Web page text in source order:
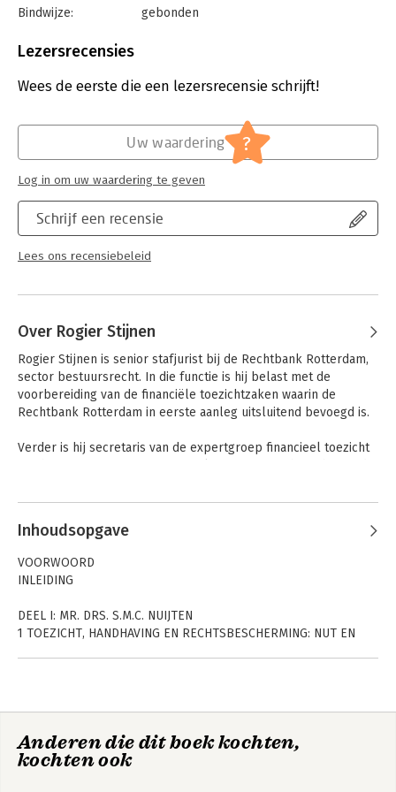
Bindwijze:
gebonden
Uitgever:
Verschijningsdatum:
13-12-2018
Toezicht (Wet op het Financieel Toezicht)
Serie:
Serie vanwege het Van der Heijden
Lezersrecensies
Wees de eerste die een lezersrecensie schrijft!
Schrijf een recensie
Lees ons recensiebeleid
Uw waardering ?
Log in om uw waardering te geven
Over Rogier Stijnen
Rogier Stijnen is senior stafjurist bij de Rechtbank Rotterdam,
sector bestuursrecht. In die functie is hij belast met de
voorbereiding van de financiële toezichtzaken waarin de
Rechtbank Rotterdam in eerste aanleg uitsluitend bevoegd is.
Verder is hij secretaris van de expertgroep financieel toezicht
bestuursprocesrecht en het bijstandsrecht. Hij is medewerker
Sociale Verzekering en publiceert regelmatig.
Andere boeken door Rogier Stijnen
financieel
toezichtrecht
financieel
Inhoudsopgave
VOORWOORD
INLEIDING
DEEL I: MR. DRS. S.M.C. NUIJTEN
1 TOEZICHT, HANDHAVING EN RECHTSBESCHERMING: NUT EN
handhavingsinstrumenten
1.4 Procesbereidheid
Anderen die dit boek kochten,
kochten ook